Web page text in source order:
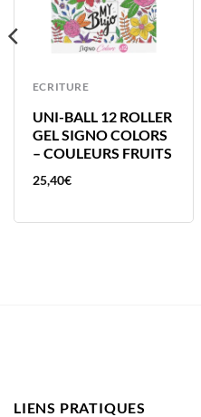
ECRITURE
UNI-BALL 12 ROLLER
GEL SIGNO COLORS
– COULEURS FRUITS
25,40€
LIENS PRATIQUES